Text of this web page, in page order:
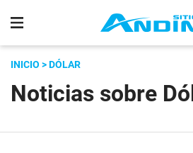
INICIO > DÓLAR
Noticias sobre